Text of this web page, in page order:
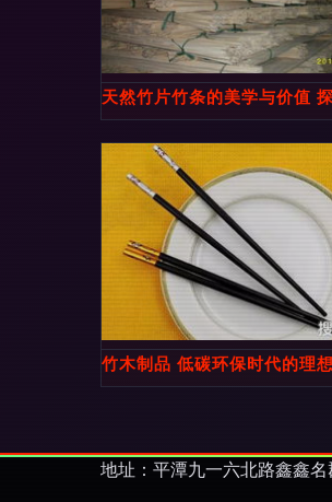
天然竹片竹条的美学与价值
竹木制品 低碳环保时代的理
地址：平潭九一六北路鑫鑫